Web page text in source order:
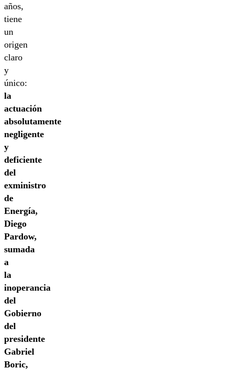
años,
tiene
un
origen
claro
y
único:
la
actuación
absolutamente
negligente
y
deficiente
del
exministro
de
Energía,
Diego
Pardow,
sumada
a
la
inoperancia
del
Gobierno
del
presidente
Gabriel
Boric,